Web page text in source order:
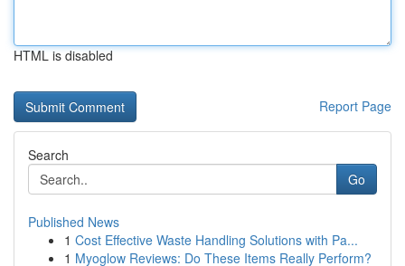
HTML is disabled
Report Page
Search
Go
Published News
1 Cost Effective Waste Handling Solutions with Pa...
1 Myoglow Reviews: Do These Items Really Perform?